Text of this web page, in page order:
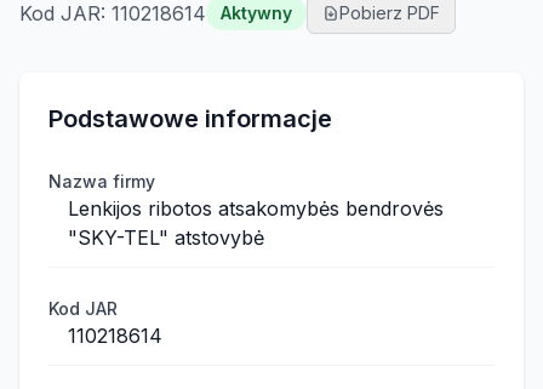
Kod JAR: 110218614 Aktywny Pobierz PDF
Podstawowe informacje
Nazwa firmy
Lenkijos ribotos atsakomybės bendrovės
"SKY-TEL" atstovybė
Kod JAR
110218614